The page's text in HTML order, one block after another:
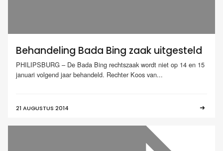
Behandeling Bada Bing zaak uitgesteld
PHILIPSBURG – De Bada Bing rechtszaak wordt niet op 14 en 15
januari volgend jaar behandeld. Rechter Koos van...
21 AUGUSTUS 2014